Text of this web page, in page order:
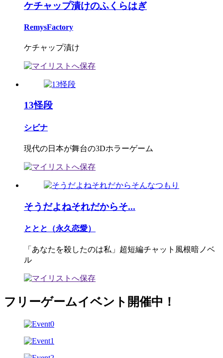
ケチャップ漬けのふくらはぎ
RemysFactory
ケチャップ漬け
13怪段
シビナ
現代の日本が舞台の3Dホラーゲーム
そうだよねそれだからそ...
ととと（永久恋愛）
「あなたを殺したのは私」超短編チャット風根暗ノベ
ル
フリーゲームイベント開催中！